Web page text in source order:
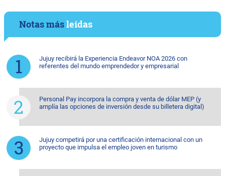
Notas másleídas
Jujuy recibirá la Experiencia Endeavor NOA 2026 con
referentes del mundo emprendedor y empresarial
Personal Pay incorpora la compra y venta de dólar MEP (y
amplía las opciones de inversión desde su billetera digital)
Jujuy competirá por una certificación internacional con un
proyecto que impulsa el empleo joven en turismo